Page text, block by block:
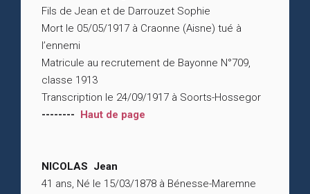
Fils de Jean et de Darrouzet Sophie
Mort le 05/05/1917 à Craonne (Aisne) tué à
l’ennemi
Matricule au recrutement de Bayonne N°709,
classe 1913
Transcription le 24/09/1917 à Soorts-Hossegor
-------- Haut de page
NICOLAS Jean
41 ans, Né le 15/03/1878 à Bénesse-Maremne